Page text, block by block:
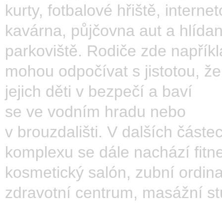
kurty, fotbalové hřiště,
kavárna, půjčovna aut a
parkoviště. Rodiče zde
mohou odpočívat s jistotou,
jejich děti v bezpečí a baví
se ve vodním hradu nebo
v brouzdališti. V dalších
komplexu se dále nachází
kosmetický salón, zubní
zdravotní centrum, masážní